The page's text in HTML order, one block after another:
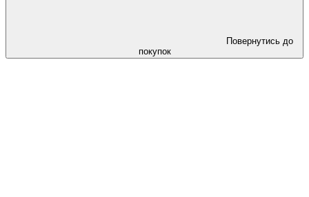
Повернутись до
покупок